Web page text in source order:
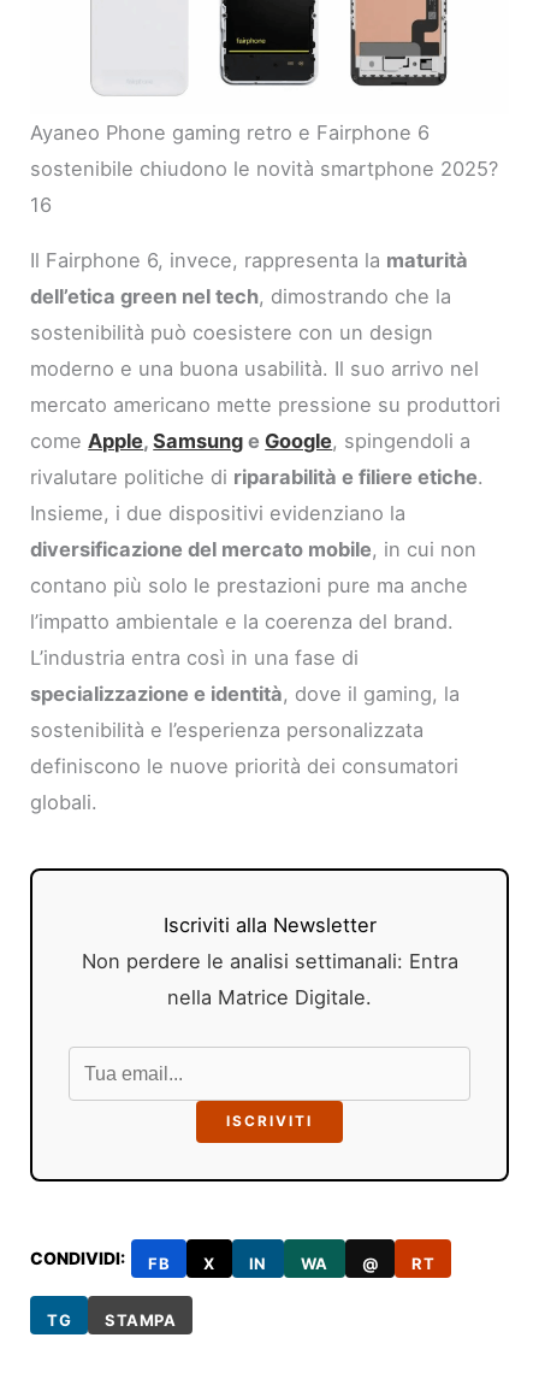
Ayaneo Phone gaming retro e Fairphone 6
sostenibile chiudono le novità smartphone 2025?
16
Il Fairphone 6, invece, rappresenta la maturità
dell’etica green nel tech, dimostrando che la
sostenibilità può coesistere con un design
moderno e una buona usabilità. Il suo arrivo nel
mercato americano mette pressione su produttori
comeApple,Samsung eGoogle, spingendoli a
rivalutare politiche di riparabilità e filiere etiche.
Insieme, i due dispositivi evidenziano la
diversificazione del mercato mobile, in cui non
contano più solo le prestazioni pure ma anche
l’impatto ambientale e la coerenza del brand.
L’industria entra così in una fase di
specializzazione e identità, dove il gaming, la
sostenibilità e l’esperienza personalizzata
definiscono le nuove priorità dei consumatori
globali.
Iscriviti alla Newsletter
Non perdere le analisi settimanali: Entra
nella Matrice Digitale.
ISCRIVITI
CONDIVIDI: FB X IN WA @ RT
TG STAMPA